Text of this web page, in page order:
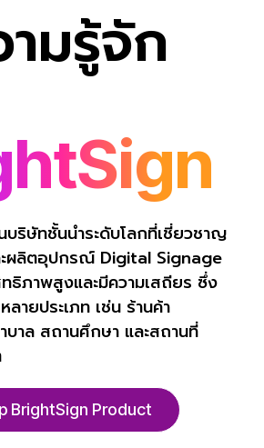
มรู้จัก
ริษัทชั้นนำระดับโลกที่เชี่ยวชาญ
ผลิตอุปกรณ์ Digital Signage
ธิภาพสูงและมีความเสถียร ซึ่ง
ลายประเภท เช่น ร้านค้า
บาล สถานศึกษา และสถานที่
BrightSign Product